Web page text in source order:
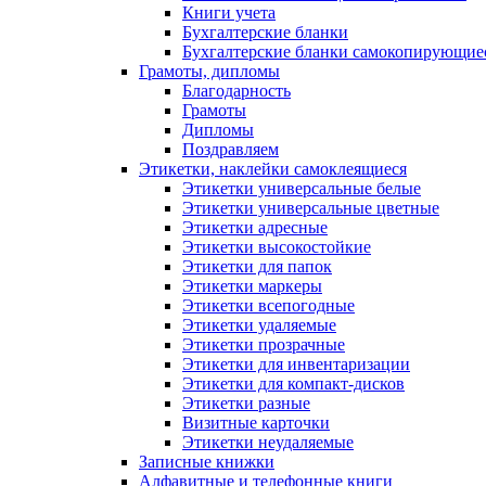
Книги учета
Бухгалтерские бланки
Бухгалтерские бланки
Грамоты, дипломы
Благодарность
Грамоты
Дипломы
Поздравляем
Этикетки, наклейки самоклеящиеся
Этикетки универсальные белые
Этикетки универсальные цветные
Этикетки адресные
Этикетки высокостойкие
Этикетки для папок
Этикетки маркеры
Этикетки всепогодные
Этикетки удаляемые
Этикетки прозрачные
Этикетки для инвентаризации
Этикетки для компакт-дисков
Этикетки разные
Визитные карточки
Этикетки неудаляемые
Записные книжки
Алфавитные и телефонные книги